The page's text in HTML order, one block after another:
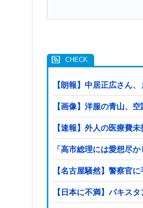
【朗報】中居正広さん
【画像】洋服の青山、
【速報】外人の医療費
「高市総理には愛想尽
【名古屋騒然】警察官
【日本に不満】パキス